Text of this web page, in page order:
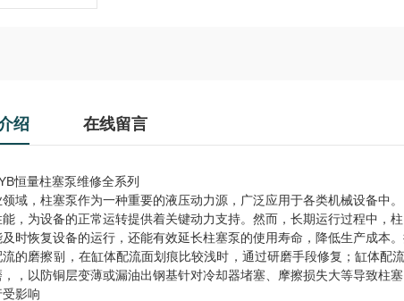
绍 在线留言
恒量柱塞泵维修全系列
域，柱塞泵作为一种重要的液压动力源，广泛应用于各类机械设备中
，为设备的正常运转提供着关键动力支持。然而，长期运行过程中，
时恢复设备的运行，还能有效延长柱塞泵的使用寿命，降低生产成本
的磨擦副，在缸体配流面划痕比较浅时，通过研磨手段修复；缸体
，以防铜层变薄或漏油出钢基针对冷却器堵塞、摩擦损失大等导致柱
影响